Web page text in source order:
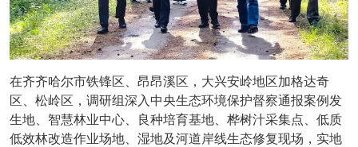
在齐齐哈尔市铁锋区、昂昂溪区，大兴安岭地区加格达奇
区、松岭区，调研组深入中央生态环境保护督察通报案例发
生地、智慧林业中心、良种培育基地、桦树汁采集点、低质
低效林改造作业场地、湿地及河道岸线生态修复现场，实地